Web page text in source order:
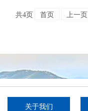
共4页 首页 上一页
关于我们